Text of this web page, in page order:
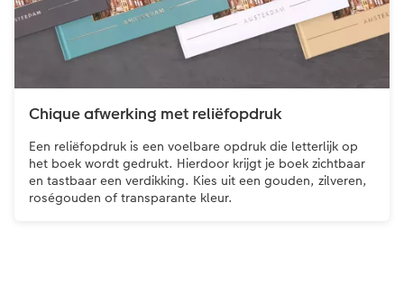
Chique afwerking met reliëfopdruk
Een reliëfopdruk is een voelbare opdruk die letterlijk op
het boek wordt gedrukt. Hierdoor krijgt je boek zichtbaar
en tastbaar een verdikking. Kies uit een gouden, zilveren,
roségouden of transparante kleur.